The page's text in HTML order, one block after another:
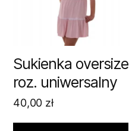
Sukienka oversize
roz. uniwersalny
40,00 zł